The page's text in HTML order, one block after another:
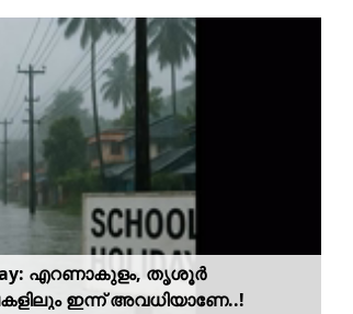
എറണാകുളം, തൃശൂർ
ഇന്ന് അവധിയാണേ..!